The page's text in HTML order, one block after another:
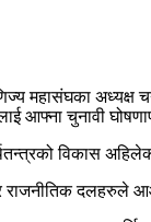
महासंघका
आफ्ना चुनावी
विकास
दलहरुले